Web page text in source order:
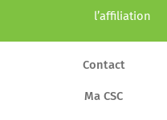
l’affiliation
Contact
Ma CSC